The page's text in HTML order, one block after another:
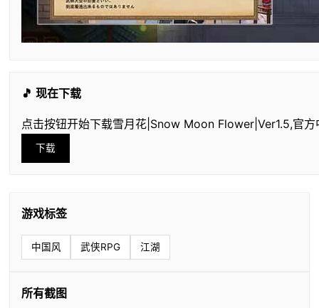
🎵 现在下载
点击按钮开始下载雪月花|Snow Moon Flower|Ver1.5,官
下载
游戏标签
中国风 武侠RPG 江湖
所有截图